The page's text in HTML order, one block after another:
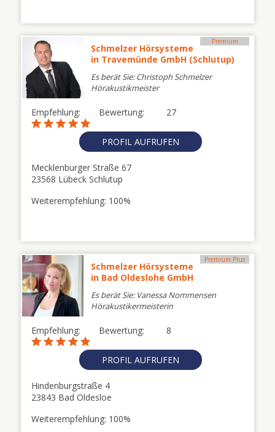
Premium
Schmelzer Hörsysteme
in Travemünde GmbH (Schlutup)
Es berät Sie: Christoph Schmelzer
Hörakustikmeister
Empfehlung: 27
Bewertung:
PROFIL AUFRUFEN
Mecklenburger Straße 67
23568 Lübeck Schlutup
Weiterempfehlung: 100%
Premium Plus
Schmelzer Hörsysteme
in Bad Oldeslohe GmbH
Es berät Sie: Vanessa Nommensen
Hörakustikermeisterin
Empfehlung: 8
Bewertung:
PROFIL AUFRUFEN
Hindenburgstraße 4
23843 Bad Oldesloe
Weiterempfehlung: 100%